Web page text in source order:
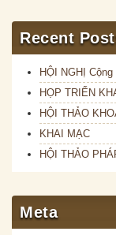
Recent
HỘI NGHỊ
HỌP TRIỂN
HỘI THẢO
KHAI MẠC
HỘI THẢO
Meta